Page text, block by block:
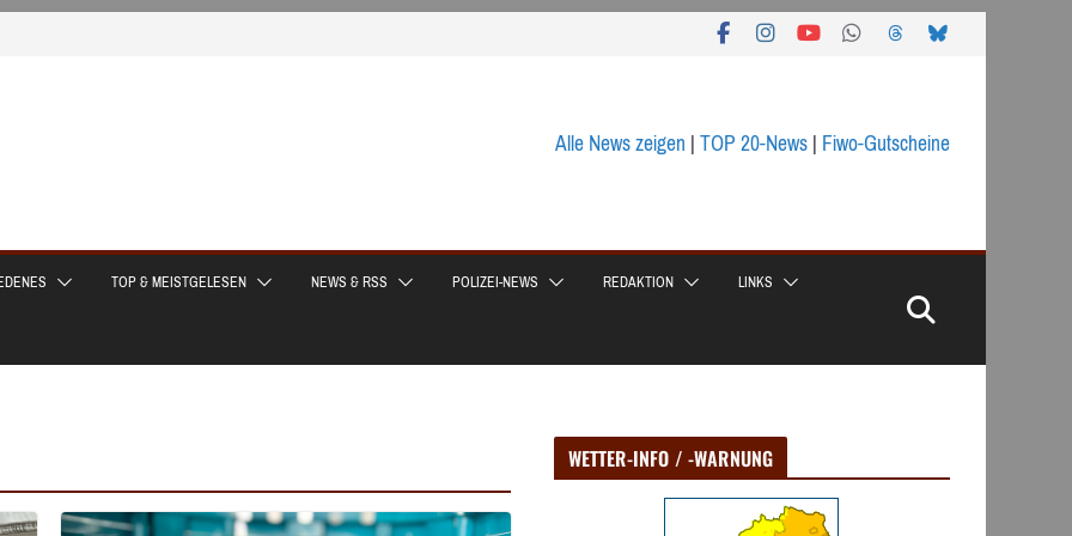
Alle News zeigen|TOP 20-News|Fiwo-Gutscheine
TOP & MEISTGELESEN NEWS & RSS POLIZEI-NEWS REDAKTION LINKS
WETTER-INFO / -WARNUNG